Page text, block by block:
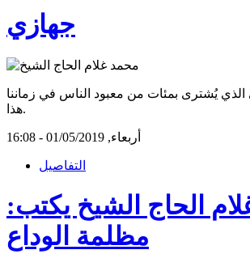
جهازي
يُشترى بمئات من معبود الناس في زماننا
هذا.
أربعاء, 01/05/2019 - 16:08
التفاصيل
الحاج الشيخ يكتب:
مظلمة الوداع